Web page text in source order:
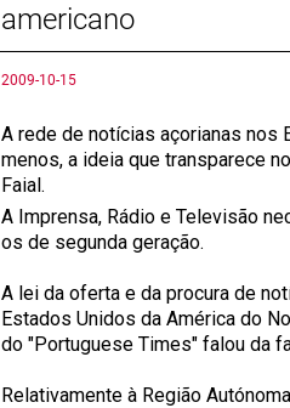
americano
2009-10-15
A rede de notícias açorianas nos
menos, a ideia que transparece
Faial.
A Imprensa, Rádio e Televisão
os de segunda geração.
A lei da oferta e da procura de
Estados Unidos da América do
do "Portuguese Times" falou da
Relativamente à Região